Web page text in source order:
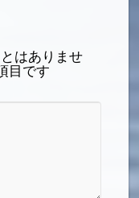
はありませ
目です